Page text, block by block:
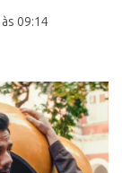
às 09:14